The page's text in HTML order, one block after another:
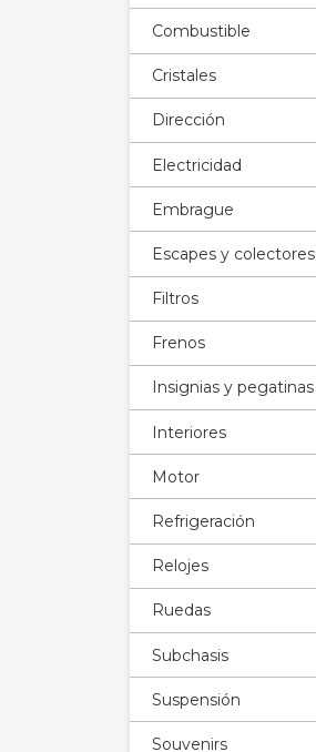
Combustible
Cristales
Dirección
Electricidad
Embrague
Escapes y colectores
Filtros
Frenos
Insignias y pegatinas
Interiores
Motor
Refrigeración
Relojes
Ruedas
Subchasis
Suspensión
Souvenirs